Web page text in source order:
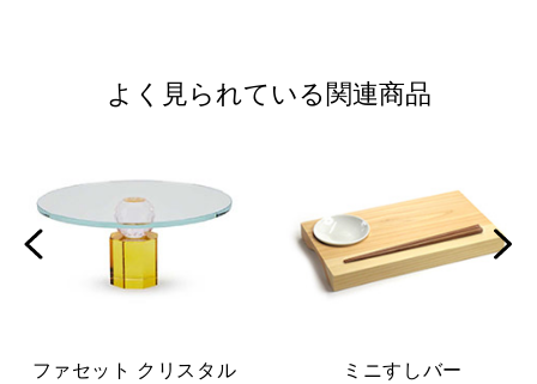
よく見られている関連商品
ファセット クリスタル
ミニすしバー